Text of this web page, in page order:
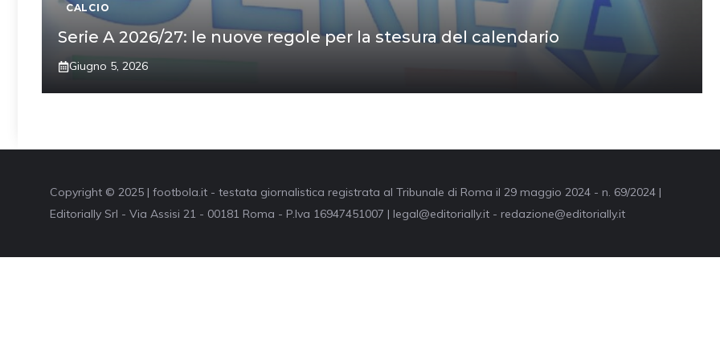
CALCIO
Serie A 2026/27: le nuove regole per la stesura del calendario
Giugno 5, 2026
Copyright © 2025 | footbola.it - testata giornalistica registrata al Tribunale di Roma il 29 maggio 2024 - n. 69/2024 |
Editorially Srl - Via Assisi 21 - 00181 Roma - P.Iva 16947451007 | legal@editorially.it - redazione@editorially.it